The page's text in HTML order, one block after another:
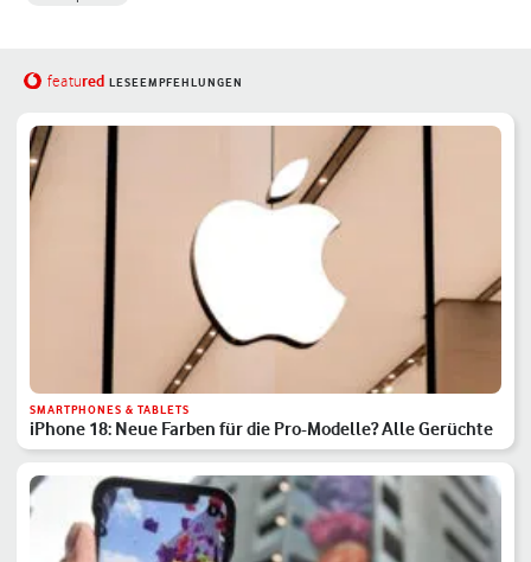
featured LESEEMPFEHLUNGEN
SMARTPHONES & TABLETS
iPhone 18: Neue Farben für die Pro-Modelle? Alle Gerüchte